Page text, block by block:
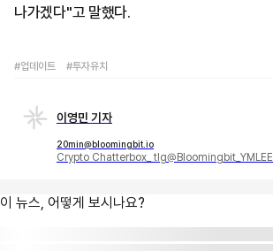
나가겠다"고 말했다.
#업데이트 #투자유치
이영민 기자
20min@bloomingbit.io
Crypto Chatterbox_ tlg@Bloomingbit_YMLEE
이 뉴스, 어떻게 보시나요?